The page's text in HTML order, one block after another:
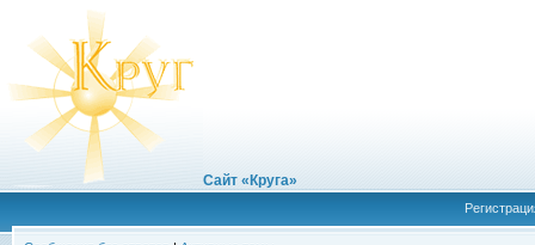
Сайт «Круга»